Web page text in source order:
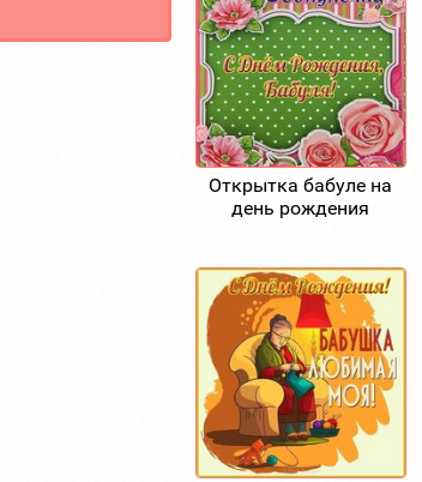
Открытка бабуле на
день рождения